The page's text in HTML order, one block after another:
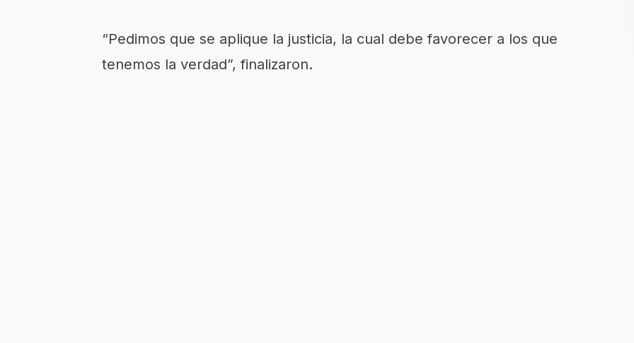
“Pedimos que se aplique la justicia, la cual debe favorecer a los que
tenemos la verdad”, finalizaron.